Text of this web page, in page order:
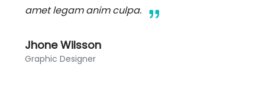
amet legam anim culpa.
Jhone Wilsson
Graphic Designer